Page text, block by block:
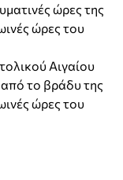
ώρες της
ώρες του
Αιγαίου
το βράδυ της
ώρες του